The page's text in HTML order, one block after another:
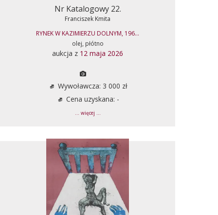
Nr Katalogowy 22.
Franciszek Kmita
RYNEK W KAZIMIERZU DOLNYM, 196...
olej, płótno
aukcja z 12 maja 2026
Wywoławcza: 3 000 zł
Cena uzyskana: -
... więcej ...